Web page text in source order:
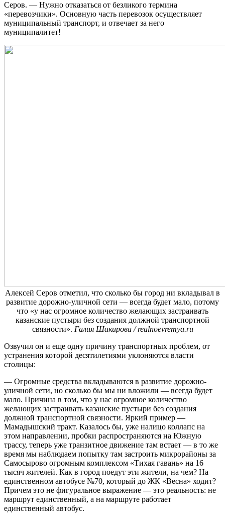
Серов. — Нужно отказаться от безликого термина
«перевозчики». Основную часть перевозок осуществляет
муниципальный транспорт, и отвечает за него
муниципалитет!
Алексей Серов отметил, что сколько бы город ни вкладывал в
развитие дорожно-уличной сети — всегда будет мало, потому
что «у нас огромное количество желающих застраивать
казанские пустыри без создания должной транспортной
связности». Галия Шакирова / realnoevremya.ru
Озвучил он и еще одну причину транспортных проблем, от
устранения которой десятилетиями уклоняются власти
столицы:
— Огромные средства вкладываются в развитие дорожно-
уличной сети, но сколько бы мы ни вложили — всегда будет
мало. Причина в том, что у нас огромное количество
желающих застраивать казанские пустыри без создания
должной транспортной связности. Яркий пример —
Мамадышский тракт. Казалось бы, уже налицо коллапс на
этом направлении, пробки распространяются на Южную
трассу, теперь уже транзитное движение там встает — в то же
время мы наблюдаем попытку там застроить микрорайоны за
Самосырово огромным комплексом «Тихая гавань» на 16
тысяч жителей. Как в город поедут эти жители, на чем? На
единственном автобусе №70, который до ЖК «Весна» ходит?
Причем это не фигуральное выражение — это реальность: не
маршрут единственный, а на маршруте работает
единственный автобус.